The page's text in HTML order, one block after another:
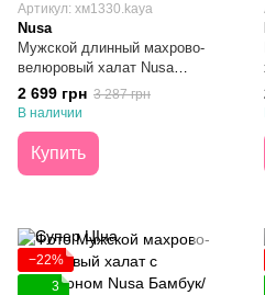
Артикул: хм1330.kaya
Nusa
Мужской длинный махрово-
велюровый халат Nusa
Бамбук/Хлопок Шоколад L/XL
2 699 грн 3 287 грн
В наличии
Купить
−22%
3